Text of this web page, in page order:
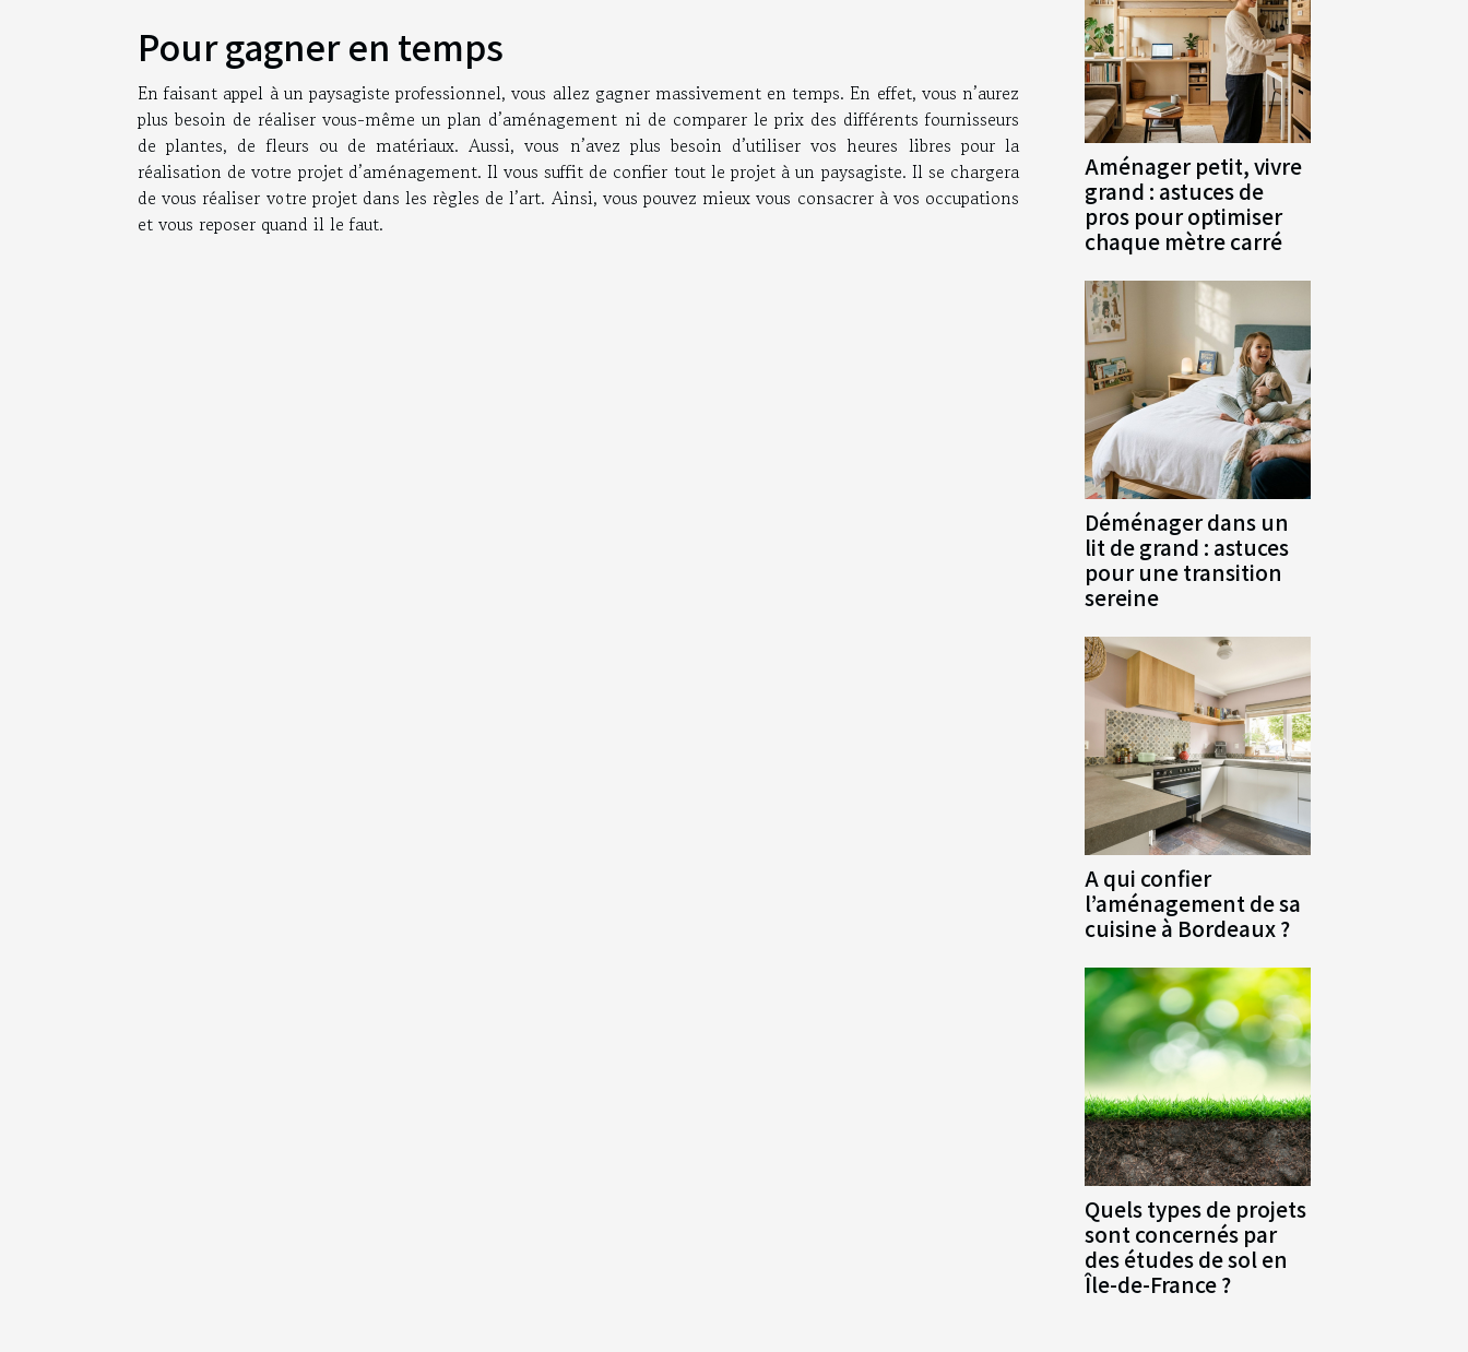
Pour gagner en temps
En faisant appel à un paysagiste professionnel, vous allez gagner massivement en temps. En effet, vous n’aurez
plus besoin de réaliser vous-même un plan d’aménagement ni de comparer le prix des différents fournisseurs
de plantes, de fleurs ou de matériaux. Aussi, vous n’avez plus besoin d’utiliser vos heures libres pour la
réalisation de votre projet d’aménagement. Il vous suffit de confier tout le projet à un paysagiste. Il se chargera
de vous réaliser votre projet dans les règles de l’art. Ainsi, vous pouvez mieux vous consacrer à vos occupations
et vous reposer quand il le faut.
Aménager petit, vivre
grand : astuces de
pros pour optimiser
chaque mètre carré
Déménager dans un
lit de grand : astuces
pour une transition
sereine
A qui confier
l’aménagement de sa
cuisine à Bordeaux ?
Quels types de projets
sont concernés par
des études de sol en
Île-de-France ?